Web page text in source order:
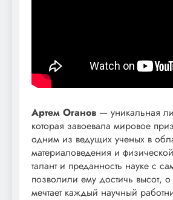
Артем Оганов — уникальная
которая завоевала мировое
одним из ведущих ученых в
материаловедения и
талант и преданность науке с
позволили ему достичь высот, о
мечтает каждый научный